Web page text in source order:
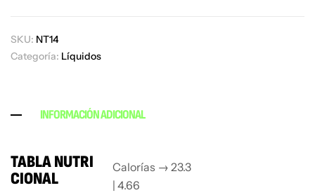
SKU: NT14
Categoría: Líquidos
INFORMACIÓN ADICIONAL
TABLA NUTRI
CIONAL
Calorías → 23.3
| 4.66